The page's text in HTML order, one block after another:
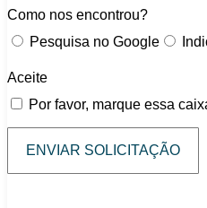
Como nos encontrou?
Pesquisa no Google
Aceite
Por favor, marque essa
ENVIAR SOLICITAÇÃO